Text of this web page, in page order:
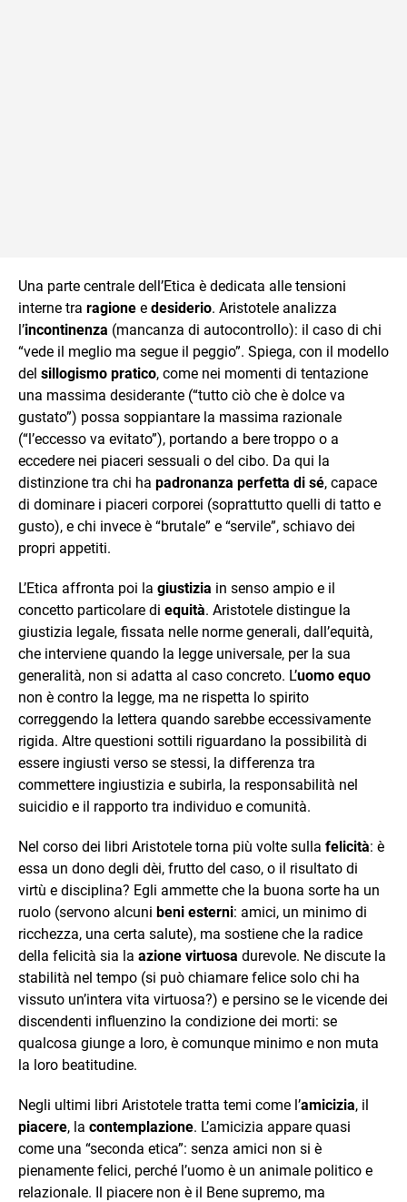
Una parte centrale dell’Etica è dedicata alle tensioni
interne tra ragione e desiderio. Aristotele analizza
l’incontinenza (mancanza di autocontrollo): il caso di chi
“vede il meglio ma segue il peggio”. Spiega, con il modello
del sillogismo pratico, come nei momenti di tentazione
una massima desiderante (“tutto ciò che è dolce va
gustato”) possa soppiantare la massima razionale
(“l’eccesso va evitato”), portando a bere troppo o a
eccedere nei piaceri sessuali o del cibo. Da qui la
distinzione tra chi ha padronanza perfetta di sé, capace
di dominare i piaceri corporei (soprattutto quelli di tatto e
gusto), e chi invece è “brutale” e “servile”, schiavo dei
propri appetiti.
L’Etica affronta poi la giustizia in senso ampio e il
concetto particolare di equità. Aristotele distingue la
giustizia legale, fissata nelle norme generali, dall’equità,
che interviene quando la legge universale, per la sua
generalità, non si adatta al caso concreto. L’uomo equo
non è contro la legge, ma ne rispetta lo spirito
correggendo la lettera quando sarebbe eccessivamente
rigida. Altre questioni sottili riguardano la possibilità di
essere ingiusti verso se stessi, la differenza tra
commettere ingiustizia e subirla, la responsabilità nel
suicidio e il rapporto tra individuo e comunità.
Nel corso dei libri Aristotele torna più volte sulla felicità: è
essa un dono degli dèi, frutto del caso, o il risultato di
virtù e disciplina? Egli ammette che la buona sorte ha un
ruolo (servono alcuni beni esterni: amici, un minimo di
ricchezza, una certa salute), ma sostiene che la radice
della felicità sia la azione virtuosa durevole. Ne discute la
stabilità nel tempo (si può chiamare felice solo chi ha
vissuto un’intera vita virtuosa?) e persino se le vicende dei
discendenti influenzino la condizione dei morti: se
qualcosa giunge a loro, è comunque minimo e non muta
la loro beatitudine.
Negli ultimi libri Aristotele tratta temi come l’amicizia, il
piacere, la contemplazione. L’amicizia appare quasi
come una “seconda etica”: senza amici non si è
pienamente felici, perché l’uomo è un animale politico e
relazionale. Il piacere non è il Bene supremo, ma